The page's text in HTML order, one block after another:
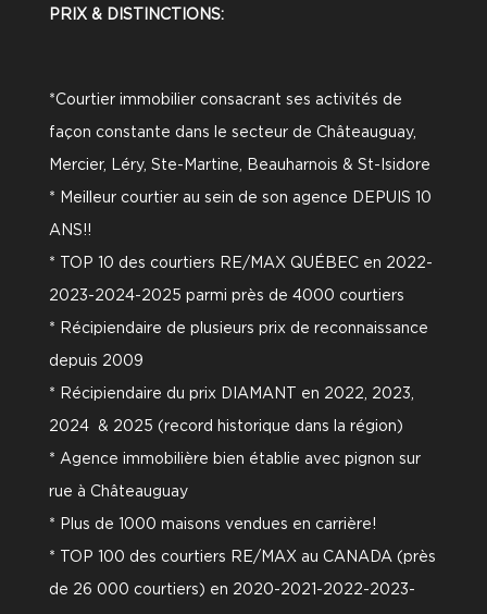
PRIX & DISTINCTIONS:
*Courtier immobilier consacrant ses activités de
façon constante dans le secteur de Châteauguay,
Mercier, Léry, Ste-Martine, Beauharnois & St-Isidore
* Meilleur courtier au sein de son agence DEPUIS 10
ANS!!
* TOP 10 des courtiers RE/MAX QUÉBEC en 2022-
2023-2024-2025 parmi près de 4000 courtiers
* Récipiendaire de plusieurs prix de reconnaissance
depuis 2009
* Récipiendaire du prix DIAMANT en 2022, 2023,
2024 & 2025 (record historique dans la région)
* Agence immobilière bien établie avec pignon sur
rue à Châteauguay
* Plus de 1000 maisons vendues en carrière!
* TOP 100 des courtiers RE/MAX au CANADA (près
de 26 000 courtiers) en 2020-2021-2022-2023-